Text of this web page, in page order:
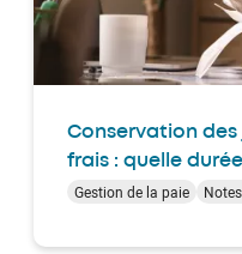
Conservation
frais : quelle
Gestion de la paie